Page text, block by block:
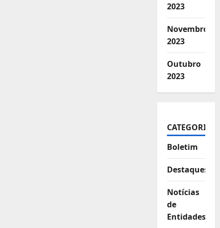
2023
Novembro
2023
Outubro
2023
CATEGORIAS
Boletim
Destaques
Notícias
de
Entidades